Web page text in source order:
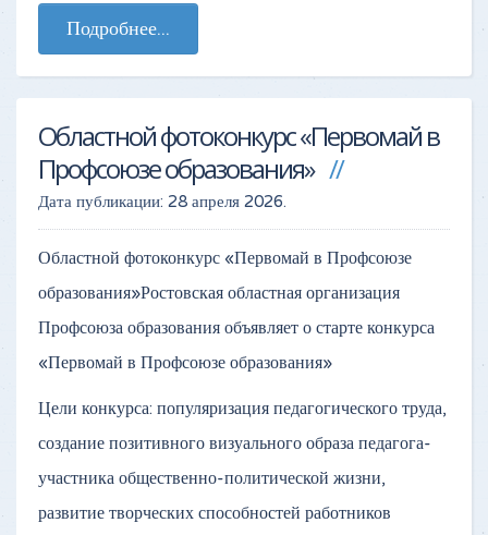
Подробнее...
Областной фотоконкурс «Первомай в
Профсоюзе образования»
Дата публикации: 28 апреля 2026.
Областной фотоконкурс «Первомай в Профсоюзе
образования»Ростовская областная организация
Профсоюза образования объявляет о старте конкурса
«Первомай в Профсоюзе образования»
Цели конкурса: популяризация педагогического труда,
создание позитивного визуального образа педагога-
участника общественно-политической жизни,
развитие творческих способностей работников